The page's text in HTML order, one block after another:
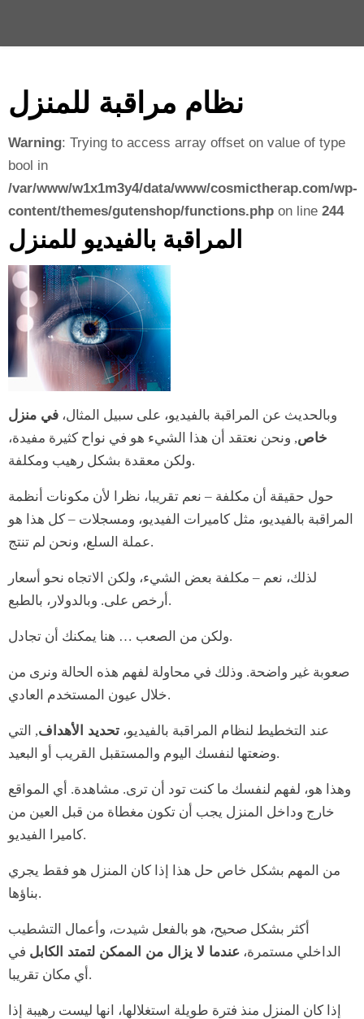
نظام مراقبة للمنزل
Warning: Trying to access array offset on value of type
bool in
/var/www/w1x1m3y4/data/www/cosmictherap.com/wp-
content/themes/gutenshop/functions.php on line 244
المراقبة بالفيديو للمنزل
وبالحديث عن المراقبة بالفيديو، على سبيل المثال، في منزل
خاص, ونحن نعتقد أن هذا الشيء هو في نواح كثيرة مفيدة،
ولكن معقدة بشكل رهيب ومكلفة.
حول حقيقة أن مكلفة – نعم تقريبا، نظرا لأن مكونات أنظمة
المراقبة بالفيديو، مثل كاميرات الفيديو، ومسجلات – كل هذا هو
عملة السلع، ونحن لم تنتج.
لذلك، نعم – مكلفة بعض الشيء، ولكن الاتجاه نحو أسعار
أرخص على. وبالدولار، بالطبع.
ولكن من الصعب … هنا يمكنك أن تجادل.
صعوبة غير واضحة. وذلك في محاولة لفهم هذه الحالة ونرى من
خلال عيون المستخدم العادي.
عند التخطيط لنظام المراقبة بالفيديو، تحديد الأهداف, التي
وضعتها لنفسك اليوم والمستقبل القريب أو البعيد.
وهذا هو، لفهم لنفسك ما كنت تود أن ترى. مشاهدة. أي المواقع
خارج وداخل المنزل يجب أن تكون مغطاة من قبل العين من
كاميرا الفيديو.
من المهم بشكل خاص حل هذا إذا كان المنزل هو فقط يجري
بناؤها.
أكثر بشكل صحيح، هو بالفعل شيدت، وأعمال التشطيب
الداخلي مستمرة، عندما لا يزال من الممكن لتمتد الكابل في
أي مكان تقريبا.
إذا كان المنزل منذ فترة طويلة استغلالها، انها ليست رهيبة إذا